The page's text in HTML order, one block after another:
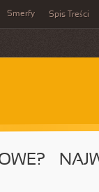
Smerfy Spis Treści
–